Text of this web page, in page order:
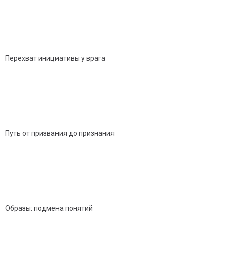
Перехват инициативы у врага
Путь от призвания до признания
Образы: подмена понятий